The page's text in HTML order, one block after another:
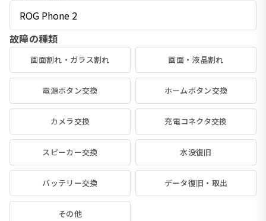
故障の種類
画面割れ・ガラス割れ 画面・液晶割れ
電源ボタン交換 ホームボタン交換
カメラ交換 充電コネクタ交換
スピーカー交換 水没復旧
バッテリー交換 データ復旧・取出
その他